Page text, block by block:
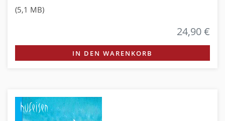
(5,1 MB)
24,90 €
IN DEN WARENKORB